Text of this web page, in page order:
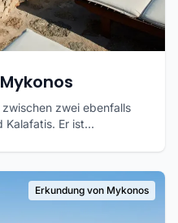
zwei ebenfalls
Kalafatis. Er ist...
Erkundung von Mykonos